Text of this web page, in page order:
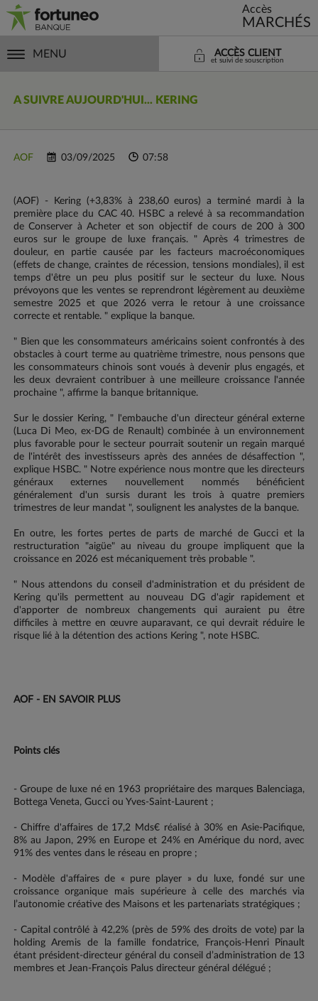
Accès
MARCHÉS
MENU ACCÈS CLIENT
et suivi de souscription
A SUIVRE AUJOURD'HUI... KERING
AOF 03/09/2025 07:58
(AOF) - Kering (+3,83% à 238,60 euros) a terminé mardi à la
première place du CAC 40. HSBC a relevé à sa recommandation
de Conserver à Acheter et son objectif de cours de 200 à 300
euros sur le groupe de luxe français. " Après 4 trimestres de
douleur, en partie causée par les facteurs macroéconomiques
(effets de change, craintes de récession, tensions mondiales), il est
temps d'être un peu plus positif sur le secteur du luxe. Nous
prévoyons que les ventes se reprendront légèrement au deuxième
semestre 2025 et que 2026 verra le retour à une croissance
correcte et rentable. " explique la banque.
" Bien que les consommateurs américains soient confrontés à des
obstacles à court terme au quatrième trimestre, nous pensons que
les consommateurs chinois sont voués à devenir plus engagés, et
les deux devraient contribuer à une meilleure croissance l'année
prochaine ", affirme la banque britannique.
Sur le dossier Kering, " l'embauche d'un directeur général externe
(Luca Di Meo, ex-DG de Renault) combinée à un environnement
plus favorable pour le secteur pourrait soutenir un regain marqué
de l'intérêt des investisseurs après des années de désaffection ",
explique HSBC. " Notre expérience nous montre que les directeurs
généraux externes nouvellement nommés bénéficient
généralement d'un sursis durant les trois à quatre premiers
trimestres de leur mandat ", soulignent les analystes de la banque.
En outre, les fortes pertes de parts de marché de Gucci et la
restructuration "aigüe" au niveau du groupe impliquent que la
croissance en 2026 est mécaniquement très probable ".
" Nous attendons du conseil d'administration et du président de
Kering qu'ils permettent au nouveau DG d'agir rapidement et
d'apporter de nombreux changements qui auraient pu être
difficiles à mettre en œuvre auparavant, ce qui devrait réduire le
risque lié à la détention des actions Kering ", note HSBC.
AOF - EN SAVOIR PLUS
Points clés
- Groupe de luxe né en 1963 propriétaire des marques Balenciaga,
Bottega Veneta, Gucci ou Yves-Saint-Laurent ;
- Chiffre d'affaires de 17,2 Mds€ réalisé à 30% en Asie-Pacifique,
8% au Japon, 29% en Europe et 24% en Amérique du nord, avec
91% des ventes dans le réseau en propre ;
- Modèle d'affaires de « pure player » du luxe, fondé sur une
croissance organique mais supérieure à celle des marchés via
l’autonomie créative des Maisons et les partenariats stratégiques ;
- Capital contrôlé à 42,2% (près de 59% des droits de vote) par la
holding Aremis de la famille fondatrice, François-Henri Pinault
étant président-directeur général du conseil d’administration de 13
membres et Jean-François Palus directeur général délégué ;